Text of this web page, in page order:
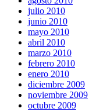
julio 2010
junio 2010
mayo 2010
abril 2010
marzo 2010
febrero 2010
enero 2010
diciembre 2009
noviembre 2009
octubre 2009